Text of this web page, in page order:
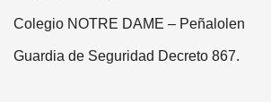
Colegio NOTRE DAME – Peñalolen
Guardia de Seguridad Decreto 867.